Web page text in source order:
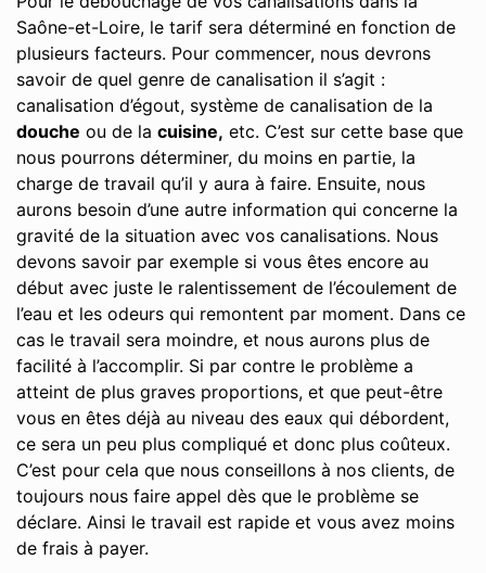
Saône-et-Loire, le tarif sera déterminé en fonction de
plusieurs facteurs. Pour commencer, nous devrons
savoir de quel genre de canalisation il s’agit :
canalisation d’égout, système de canalisation de la
douche ou de la cuisine, etc. C’est sur cette base que
nous pourrons déterminer, du moins en partie, la
charge de travail qu’il y aura à faire. Ensuite, nous
aurons besoin d’une autre information qui concerne la
gravité de la situation avec vos canalisations. Nous
devons savoir par exemple si vous êtes encore au
début avec juste le ralentissement de l’écoulement de
l’eau et les odeurs qui remontent par moment. Dans ce
cas le travail sera moindre, et nous aurons plus de
facilité à l’accomplir. Si par contre le problème a
atteint de plus graves proportions, et que peut-être
vous en êtes déjà au niveau des eaux qui débordent,
ce sera un peu plus compliqué et donc plus coûteux.
C’est pour cela que nous conseillons à nos clients, de
toujours nous faire appel dès que le problème se
déclare. Ainsi le travail est rapide et vous avez moins
de frais à payer.